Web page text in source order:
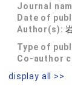
Journal
Date of
Author(s):
Type of
Co-author
display all >>